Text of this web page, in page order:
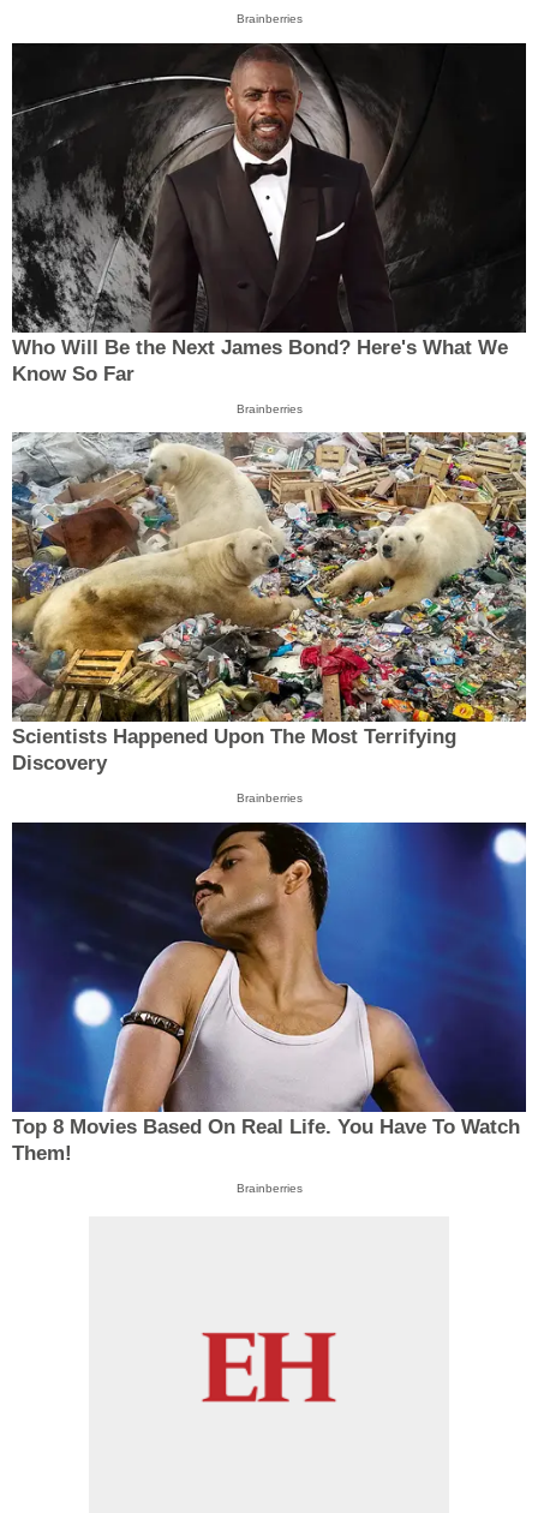
Brainberries
Who Will Be the Next James Bond? Here's What We
Know So Far
Brainberries
Scientists Happened Upon The Most Terrifying
Discovery
Brainberries
Top 8 Movies Based On Real Life. You Have To Watch
Them!
Brainberries